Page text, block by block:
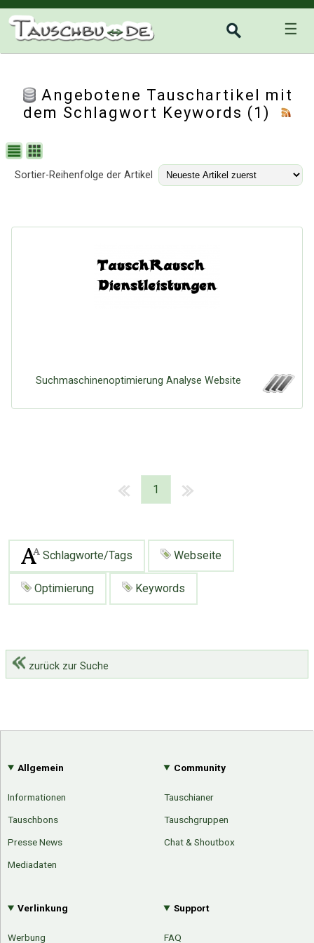
☰
Angebotene Tauschartikel mit
dem Schlagwort Keywords (1)
Sortier-Reihenfolge der Artikel
Suchmaschinenoptimierung Analyse Website
1
Schlagworte/Tags Webseite
Optimierung Keywords
zurück zur Suche
Allgemein
Informationen
Tauschbons
Presse News
Mediadaten
Community
Tauschianer
Tauschgruppen
Chat & Shoutbox
Verlinkung
Werbung
Support
FAQ